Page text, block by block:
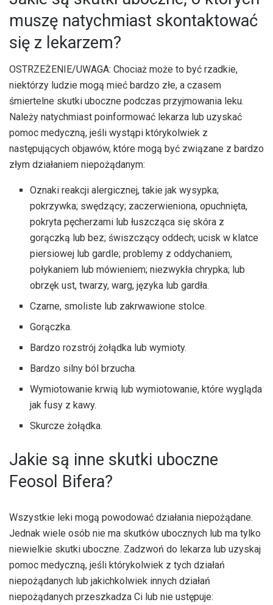
muszę natychmiast skontaktować
się z lekarzem?
OSTRZEŻENIE/UWAGA: Chociaż może to być rzadkie,
niektórzy ludzie mogą mieć bardzo złe, a czasem
śmiertelne skutki uboczne podczas przyjmowania leku.
Należy natychmiast poinformować lekarza lub uzyskać
pomoc medyczną, jeśli wystąpi którykolwiek z
następujących objawów, które mogą być związane z bardzo
złym działaniem niepożądanym:
Oznaki reakcji alergicznej, takie jak wysypka;
pokrzywka; swędzący; zaczerwieniona, opuchnięta,
pokryta pęcherzami lub łuszcząca się skóra z
gorączką lub bez; świszczący oddech; ucisk w klatce
piersiowej lub gardle; problemy z oddychaniem,
połykaniem lub mówieniem; niezwykła chrypka; lub
obrzęk ust, twarzy, warg, języka lub gardła.
Czarne, smoliste lub zakrwawione stolce.
Gorączka.
Bardzo rozstrój żołądka lub wymioty.
Bardzo silny ból brzucha.
Wymiotowanie krwią lub wymiotowanie, które wygląda
jak fusy z kawy.
Skurcze żołądka.
Jakie są inne skutki uboczne
Feosol Bifera?
Wszystkie leki mogą powodować działania niepożądane.
Jednak wiele osób nie ma skutków ubocznych lub ma tylko
niewielkie skutki uboczne. Zadzwoń do lekarza lub uzyskaj
pomoc medyczną, jeśli którykolwiek z tych działań
niepożądanych lub jakichkolwiek innych działań
niepożądanych przeszkadza Ci lub nie ustępuje: